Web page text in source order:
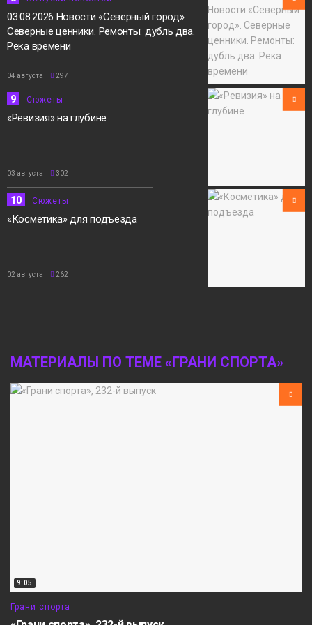
03.08.2026 Новости «Северный город».
Северные ценники. Ремонты: дубль два.
Река времени
04 августа 297
9 Сюжеты
«Ревизия» на глубине
03 августа 302
10 Сюжеты
«Косметика» для подъезда
02 августа 262
МАТЕРИАЛЫ ПО ТЕМЕ «ГРАНИ СПОРТА»
9:05
Грани спорта